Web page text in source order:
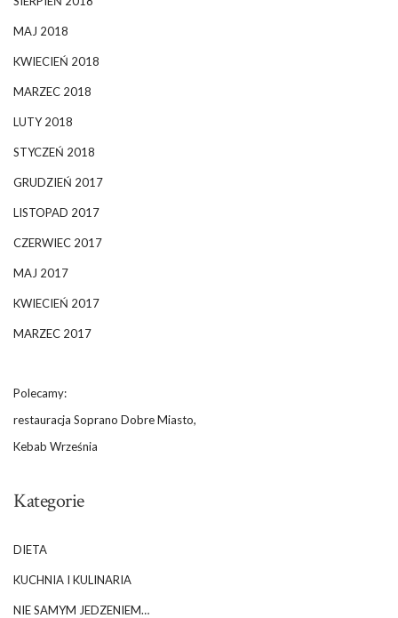
MAJ 2018
KWIECIEŃ 2018
MARZEC 2018
LUTY 2018
STYCZEŃ 2018
GRUDZIEŃ 2017
LISTOPAD 2017
CZERWIEC 2017
MAJ 2017
KWIECIEŃ 2017
MARZEC 2017
Polecamy:
restauracja Soprano Dobre Miasto,
Kebab Września
Kategorie
DIETA
KUCHNIA I KULINARIA
NIE SAMYM JEDZENIEM…